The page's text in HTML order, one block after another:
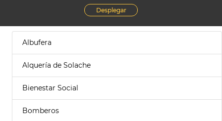
Desplegar
Albufera
Alquería de Solache
Bienestar Social
Bomberos